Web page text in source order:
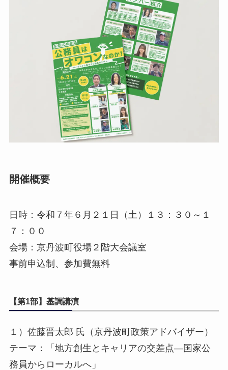
開催概要
日時：令和７年６月２１日（土）１３：３０～１
７：００
会場：京丹波町役場２階大会議室
事前申込制、参加費無料
【第1部】基調講演
１）佐藤晋太郎 氏（京丹波町政策アドバイザー）
テーマ：「地方創生とキャリアの交差点―国家公
務員からローカルへ」